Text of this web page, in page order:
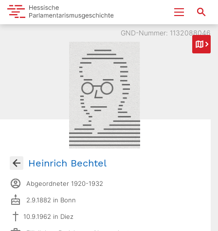
GND-Nummer: 1132088046
Heinrich Bechtel
Abgeordneter 1920-1932
2.9.1882 in Bonn
10.9.1962 in Diez